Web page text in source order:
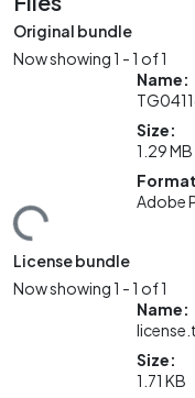
Original bundle
Now showing1 - 1 of 1
Name:
Size:
1.29 MB
Adobe
License bundle
Now showing1 - 1 of 1
Name:
Size:
1.71 KB